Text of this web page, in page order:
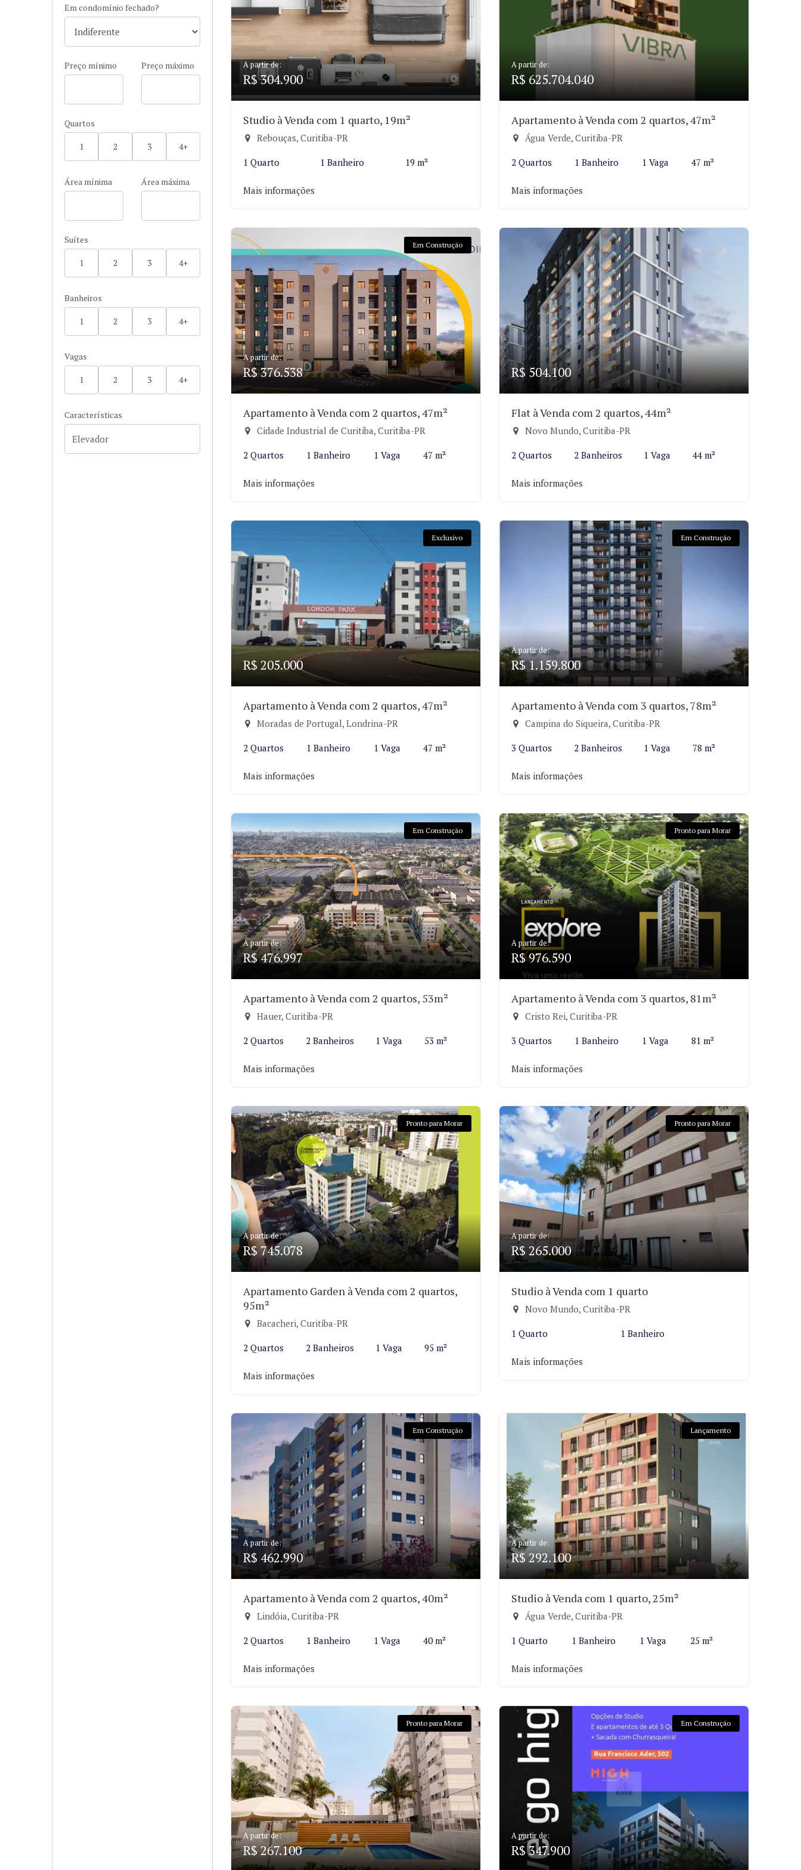
Em condomínio fechado?
Preço mínimo Preço máximo
Quartos
1 2 3 4+
Área mínima Área máxima
Suítes
1 2 3 4+
Banheiros
1 2 3 4+
Vagas
1 2 3 4+
Características
A partir de:
R$ 304.900
Studio à Venda com 1 quarto, 19m²
Rebouças, Curitiba-PR
1 Quarto 1 Banheiro 19 m²
Mais informações
A partir de:
R$ 625.704.040
Apartamento à Venda com 2 quartos, 47m²
Água Verde, Curitiba-PR
2 Quartos 1 Banheiro 1 Vaga 47 m²
Mais informações
Em Construção
A partir de:
R$ 376.538
Apartamento à Venda com 2 quartos, 47m²
Cidade Industrial de Curitiba, Curitiba-PR
2 Quartos 1 Banheiro 1 Vaga 47 m²
Mais informações
R$ 504.100
Flat à Venda com 2 quartos, 44m²
Novo Mundo, Curitiba-PR
2 Quartos 2 Banheiros 1 Vaga 44 m²
Mais informações
Exclusivo
R$ 205.000
Apartamento à Venda com 2 quartos, 47m²
Moradas de Portugal, Londrina-PR
2 Quartos 1 Banheiro 1 Vaga 47 m²
Mais informações
Em Construção
A partir de:
R$ 1.159.800
Apartamento à Venda com 3 quartos, 78m²
Campina do Siqueira, Curitiba-PR
3 Quartos 2 Banheiros 1 Vaga 78 m²
Mais informações
Em Construção
A partir de:
R$ 476.997
Apartamento à Venda com 2 quartos, 53m²
Hauer, Curitiba-PR
2 Quartos 2 Banheiros 1 Vaga 53 m²
Mais informações
Pronto para Morar
A partir de:
R$ 976.590
Apartamento à Venda com 3 quartos, 81m²
Cristo Rei, Curitiba-PR
3 Quartos 1 Banheiro 1 Vaga 81 m²
Mais informações
Pronto para Morar
A partir de:
R$ 745.078
Apartamento Garden à Venda com 2 quartos,
95m²
Bacacheri, Curitiba-PR
2 Quartos 2 Banheiros 1 Vaga 95 m²
Mais informações
Pronto para Morar
A partir de:
R$ 265.000
Studio à Venda com 1 quarto
Novo Mundo, Curitiba-PR
1 Quarto 1 Banheiro
Mais informações
Em Construção
A partir de:
R$ 462.990
Apartamento à Venda com 2 quartos, 40m²
Lindóia, Curitiba-PR
2 Quartos 1 Banheiro 1 Vaga 40 m²
Mais informações
Lançamento
A partir de:
R$ 292.100
Studio à Venda com 1 quarto, 25m²
Água Verde, Curitiba-PR
1 Quarto 1 Banheiro 1 Vaga 25 m²
Mais informações
Pronto para Morar
A partir de:
R$ 267.100
Em Construção
A partir de:
R$ 347.900